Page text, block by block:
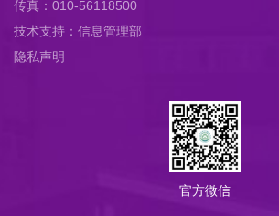
传真：010-56118500
技术支持：信息管理部
隐私声明
官方微信